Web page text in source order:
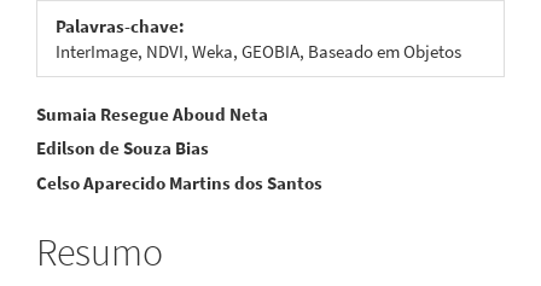
Palavras-chave:
InterImage, NDVI, Weka, GEOBIA, Baseado em Objetos
Conteúdo
do
artigo
principal
Sumaia Resegue Aboud Neta
Edilson de Souza Bias
Celso Aparecido Martins dos Santos
Resumo